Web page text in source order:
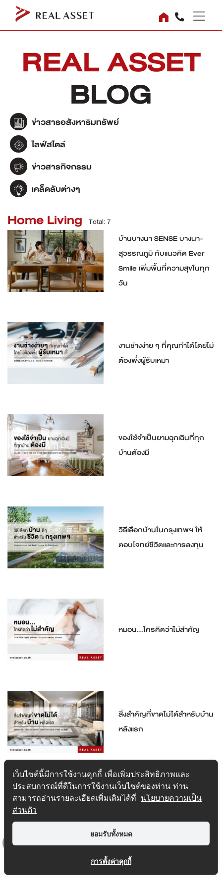
REAL ASSET
BLOG
ข่าวสารอสังหาริมทรัพย์
ไลฟ์สไตล์
ข่าวสารกิจกรรม
เคล็ดลับต่างๆ
Home Living Total: 7
บ้านบางนา SENSE บางนา-
สุวรรณภูมิ กับแนวคิด Ever
Smile เพิ่มพื้นที่ความสุขในทุก
วัน
งานช่างง่าย ๆ ที่คุณทำได้โดยไม่
ต้องพึ่งผู้รับเหมา
ของใช้จำเป็นยามฉุกเฉินที่ทุก
บ้านต้องมี
วิธีเลือกบ้านในกรุงเทพฯ ให้
ตอบโจทย์ชีวิตและการลงทุน
หมอน...ใครคิดว่าไม่สำคัญ
สิ่งสำคัญที่ขาดไม่ได้สำหรับบ้าน
หลังแรก
1 2 > >>
เว็บไซต์นี้มีการใช้งานคุกกี้ เพื่อเพิ่มประสิทธิภาพและ
ประสบการณ์ที่ดีในการใช้งานเว็บไซต์ของท่าน ท่าน
สามารถอ่านรายละเอียดเพิ่มเติมได้ที่ นโยบายความเป็น
ส่วนตัว
ยอมรับทั้งหมด
การตั้งค่าคุกกี้